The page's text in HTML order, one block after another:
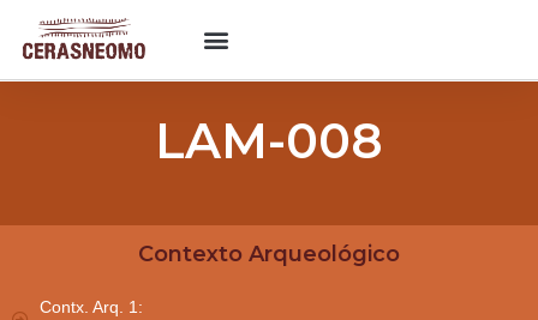
LAM-008
Contexto Arqueológico
Contx. Arq. 1: